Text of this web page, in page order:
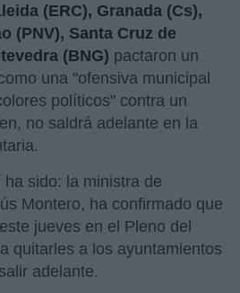
(ERC), Granada (Cs),
(PNV), Santa Cruz de
(BNG) pactaron un
una "ofensiva municipal
políticos" contra un
no saldrá adelante en la
sido: la ministra de
Montero, ha confirmado que
jueves en el Pleno del
quitarles a los ayuntamientos
adelante.